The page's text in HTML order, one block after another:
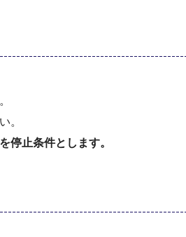
。
停止条件とします。